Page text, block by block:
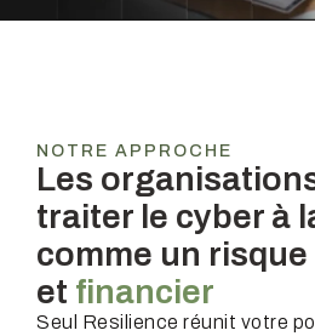
NOTRE APPROCHE
Les
traiter le cyber à
comme un risque
et financier
Seul Resilience réunit votre